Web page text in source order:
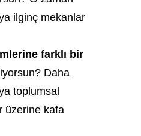
ilginç mekanlar
farklı bir
Daha
toplumsal
üzerine kafa